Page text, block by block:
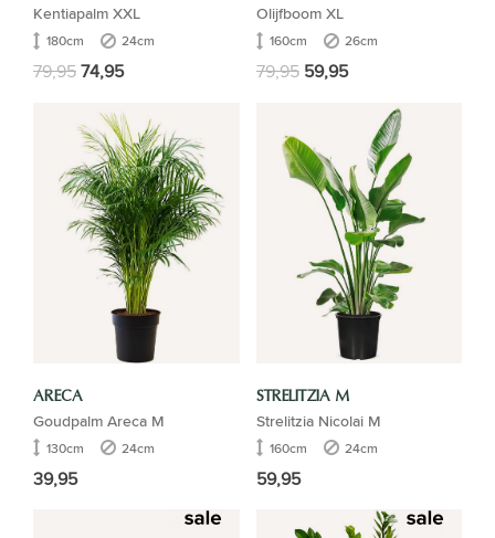
Kentiapalm XXL
180cm 24cm
79,9574,95
Olijfboom XL
160cm 26cm
79,95 59,95
ARECA
Goudpalm Areca M
130cm 24cm
39,95
STRELITZIA M
Strelitzia Nicolai M
160cm 24cm
59,95